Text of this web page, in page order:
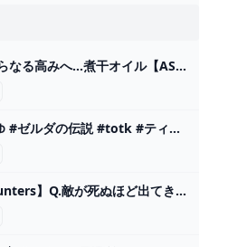
ラ王 醤油をさらなる高みへ…煮干オイル【ASMR】 #shorts - YouTube
山菜ミルクがゆ #ゼルダの伝説 #totk #ティアキン #ゼルダの伝説ティアーズオブザキングダム #zelda #料理 #実写 #shorts - YouTube
【Vampire Hunters】Q.敵が死ぬほど出てきます。どうすればいいですか？【ゆっくり実況】 - YouTube